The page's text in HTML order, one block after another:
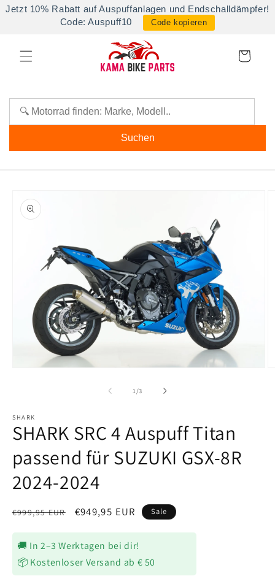
Jetzt 10% Rabatt auf Auspuffanlagen und Endschalldämpfer!
Code: Auspuff10
Code kopieren
Direkt
zum
Warenkorb
Suchen
1/von
3
SHARK
SHARK SRC 4 Auspuff Titan
passend für SUZUKI GSX-8R
2024-2024
Normaler
€999,95 EUR Verkaufspreis
€949,95 EUR Sale
🚚 In 2–3 Werktagen bei dir!
📦 Kostenloser Versand ab € 50